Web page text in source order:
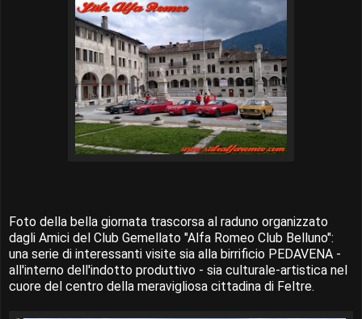
Foto della bella giornata trascorsa al raduno organizzato
dagli Amici del Club Gemellato "Alfa Romeo Club Belluno":
una serie di interessanti visite sia alla birrificio PEDAVENA -
all'interno dell'indotto produttivo - sia culturale-artistica nel
cuore del centro della meravigliosa cittadina di Feltre.